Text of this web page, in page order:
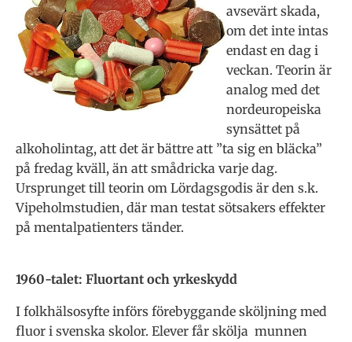
avsevärt skada,
om det inte intas
endast en dag i
veckan. Teorin är
analog med det
nordeuropeiska
synsättet på
alkoholintag, att det är bättre att ”ta sig en bläcka”
på fredag kväll, än att smådricka varje dag.
Ursprunget till teorin om Lördagsgodis är den s.k.
Vipeholmstudien, där man testat sötsakers effekter
på mentalpatienters tänder.
1960-talet: Fluortant och yrkeskydd
I folkhälsosyfte införs förebyggande sköljning med
fluor i svenska skolor. Elever får skölja munnen